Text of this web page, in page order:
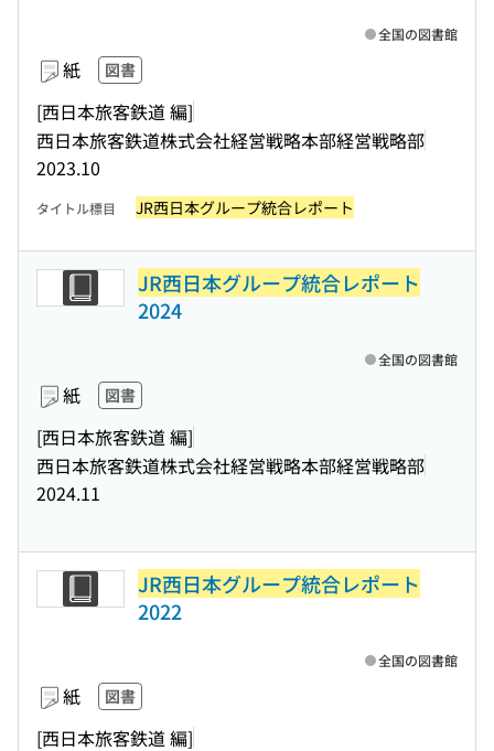
紙 図書
[西日本旅客鉄道 編]
西日本旅客鉄道株式会社経営戦略本部経営戦略部
2023.10
全国の図書館
タイトル標目 JR西日本グループ統合レポート
JR西日本グループ統合レポート
2024
紙 図書
[西日本旅客鉄道 編]
西日本旅客鉄道株式会社経営戦略本部経営戦略部
2024.11
全国の図書館
JR西日本グループ統合レポート
2022
紙 図書
[西日本旅客鉄道 編]
全国の図書館